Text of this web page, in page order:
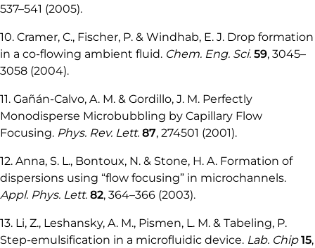
537–541 (2005).
10. Cramer, C., Fischer, P. & Windhab, E. J. Drop formation
in a co-flowing ambient fluid. Chem. Eng. Sci. 59, 3045–
3058 (2004).
11. Gañán-Calvo, A. M. & Gordillo, J. M. Perfectly
Monodisperse Microbubbling by Capillary Flow
Focusing. Phys. Rev. Lett. 87, 274501 (2001).
12. Anna, S. L., Bontoux, N. & Stone, H. A. Formation of
dispersions using “flow focusing” in microchannels.
Appl. Phys. Lett. 82, 364–366 (2003).
13. Li, Z., Leshansky, A. M., Pismen, L. M. & Tabeling, P.
Step-emulsification in a microfluidic device. Lab. Chip 15,